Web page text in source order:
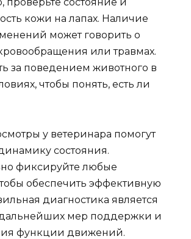
проверьте состояние и
кожи на лапах. Наличие
может говорить о
или травмах.
за поведением животного в
чтобы понять, есть ли
у ветеринара помогут
состояния.
фиксируйте любые
обеспечить эффективную
диагностика является
мер поддержки и
функции движений.